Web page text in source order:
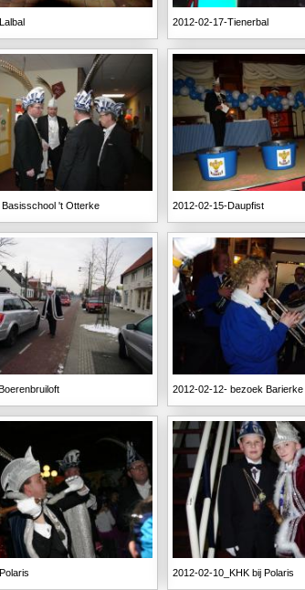
2012-02-17-Tienerbal
't Otterke 2012-02-15-Daupfist
2012-02-12- bezoek Barierke
2012-02-10_KHK bij Polaris